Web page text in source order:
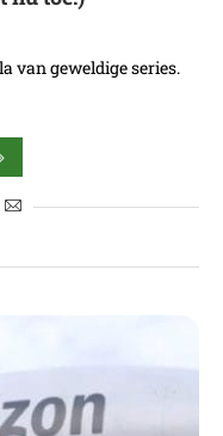
van geweldige series.